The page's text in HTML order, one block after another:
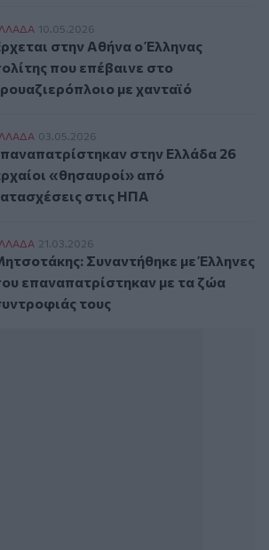
στην Αθήνα ο Έλληνας πολίτης
10.05.2026
στην Αθήνα ο Έλληνας
που επέβαινε στο
με χανταϊό
στην Ελλάδα 26
03.05.2026
στην Ελλάδα 26
«θησαυροί» από
στις ΗΠΑ
Συναντήθηκε με Έλληνες
21.03.2026
Συναντήθηκε με Έλληνες
επαναπατρίστηκαν με τα ζώα
τους